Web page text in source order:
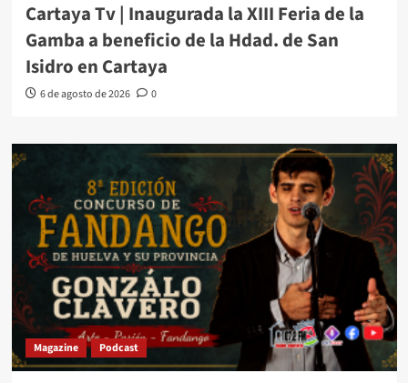
Cartaya Tv | Inaugurada la XIII Feria de la
Gamba a beneficio de la Hdad. de San
Isidro en Cartaya
6 de agosto de 2026 0
Magazine Podcast